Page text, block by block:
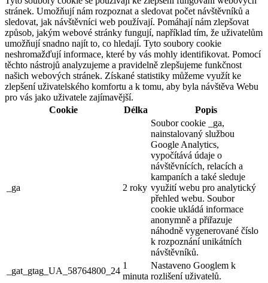
stránek. Umožňují nám rozpoznat a sledovat počet návštěvníků a
sledovat, jak návštěvníci web používají. Pomáhají nám zlepšovat
způsob, jakým webové stránky fungují, například tím, že uživatelům
umožňují snadno najít to, co hledají. Tyto soubory cookie
neshromažďují informace, které by vás mohly identifikovat. Pomocí
těchto nástrojů analyzujeme a pravidelně zlepšujeme funkčnost
našich webových stránek. Získané statistiky můžeme využít ke
zlepšení uživatelského komfortu a k tomu, aby byla návštěva Webu
pro vás jako uživatele zajímavější.
Cookie
Délka Popis
_ga 2 roky
Soubor cookie _ga,
nainstalovaný službou
Google Analytics,
vypočítává údaje o
návštěvnících, relacích a
kampaních a také sleduje
využití webu pro analytický
přehled webu. Soubor
cookie ukládá informace
anonymně a přiřazuje
náhodně vygenerované číslo
k rozpoznání unikátních
návštěvníků.
_gat_gtag_UA_58764800_24
1
minuta
Nastaveno Googlem k
rozlišení uživatelů.